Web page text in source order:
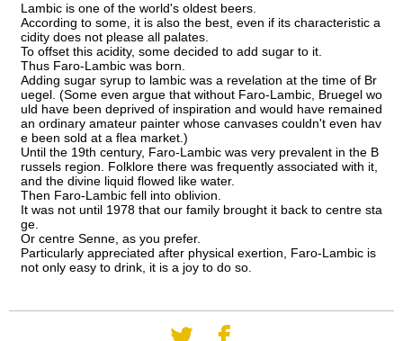
Lambic is one of the world's oldest beers.
According to some, it is also the best, even if its characteristic a
cidity does not please all palates.
To offset this acidity, some decided to add sugar to it.
Thus Faro-Lambic was born.
Adding sugar syrup to lambic was a revelation at the time of Br
uegel. (Some even argue that without Faro-Lambic, Bruegel wo
uld have been deprived of inspiration and would have remained
an ordinary amateur painter whose canvases couldn't even hav
e been sold at a flea market.)
Until the 19th century, Faro-Lambic was very prevalent in the B
russels region. Folklore there was frequently associated with it,
and the divine liquid flowed like water.
Then Faro-Lambic fell into oblivion.
It was not until 1978 that our family brought it back to centre sta
ge.
Or centre Senne, as you prefer.
Particularly appreciated after physical exertion, Faro-Lambic is
not only easy to drink, it is a joy to do so.